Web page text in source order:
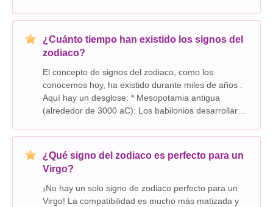
Los signos del zodiaco son una amplia ge
¿Cuánto tiempo han existido los signos del
zodiaco?
El concepto de signos del zodiaco, como los
conocemos hoy, ha existido durante miles de años .
Aquí hay un desglose: * Mesopotamia antigua
(alrededor de 3000 aC): Los babilonios desarrollaron
Dividieron el cielo en 12 constelaciones, cada una a
¿Qué signo del zodiaco es perfecto para un
Virgo?
¡No hay un solo signo de zodiaco perfecto para un
Virgo! La compatibilidad es mucho más matizada y